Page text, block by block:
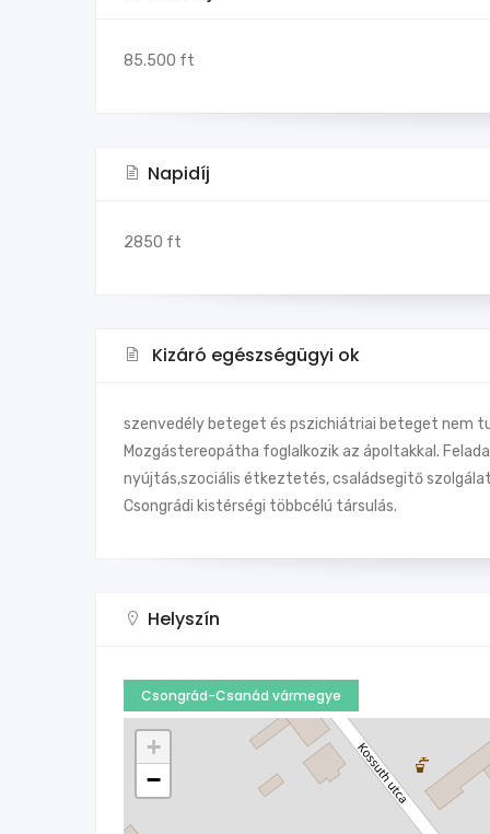
85.500 ft
Napidíj
2850 ft
Kizáró egészségügyi ok
szenvedély beteget és pszichiátriai beteget nem
Mozgástereopátha foglalkozik az ápoltakkal.
nyújtás,szociális étkeztetés, családsegitő
Csongrádi kistérségi többcélú társulás.
Helyszín
Csongrád-Csanád vármegye
+
−